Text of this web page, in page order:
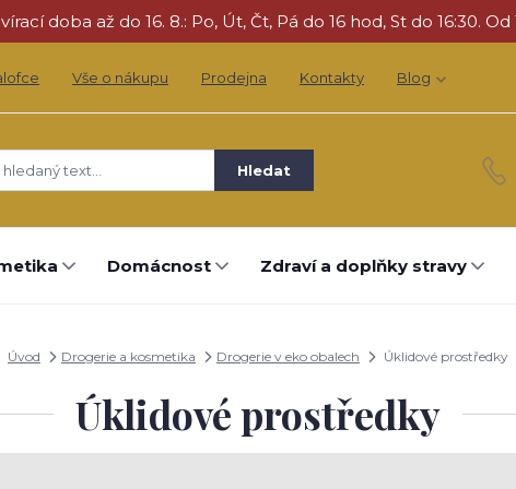
doba až do 16. 8.: Po, Út, Čt, Pá do 16 hod, St do 16:30.
Vše o nákupu Prodejna Kontakty Blog
Hledat
Domácnost Zdraví a doplňky stravy
Úvod Drogerie a kosmetika Drogerie v eko obalech Úklidové prostředky
Úklidové prostředky